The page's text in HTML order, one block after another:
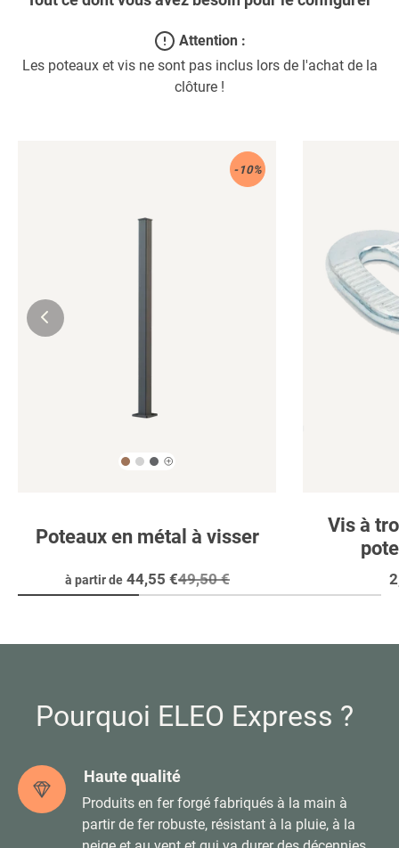
Attention :
Les poteaux et vis ne sont pas inclus lors de l'achat de la
clôture !
Poteaux en métal à visser
Prix
réduit
à partir de44,55 €Prix
régulier
49,50 €
-10%
poteaux
Vis à
Pourquoi ELEO Express ?
Haute qualité
Produits en fer forgé fabriqués à la main à
partir de fer robuste, résistant à la pluie, à la